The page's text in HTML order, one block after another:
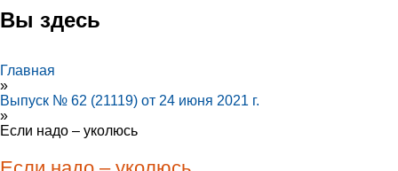
Вы здесь
Главная
»
Выпуск № 62 (21119) от 24 июня 2021 г.
»
Если надо – уколюсь